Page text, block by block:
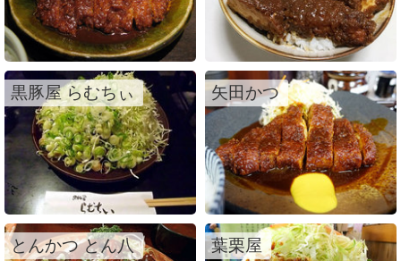
黒豚屋 らむちぃ 矢田かつ
とんかつ とん八 葉栗屋